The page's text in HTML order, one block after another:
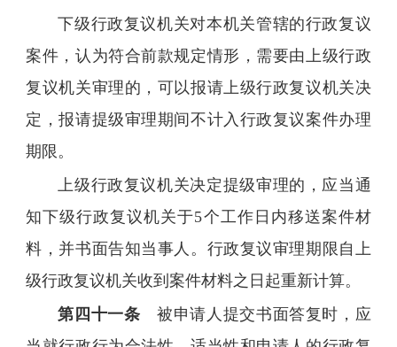
下级行政复议机关对本机关管辖的行政复议
案件，认为符合前款规定情形，需要由上级行政
复议机关审理的，可以报请上级行政复议机关决
定，报请提级审理期间不计入行政复议案件办理
期限。
上级行政复议机关决定提级审理的，应当通
知下级行政复议机关于5个工作日内移送案件材
料，并书面告知当事人。行政复议审理期限自上
级行政复议机关收到案件材料之日起重新计算。
第四十一条 被申请人提交书面答复时，应